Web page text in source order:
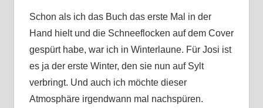
Schon als ich das Buch das erste Mal in der
Hand hielt und die Schneeflocken auf dem Cover
gespürt habe, war ich in Winterlaune. Für Josi ist
es ja der erste Winter, den sie nun auf Sylt
verbringt. Und auch ich möchte dieser
Atmosphäre irgendwann mal nachspüren.